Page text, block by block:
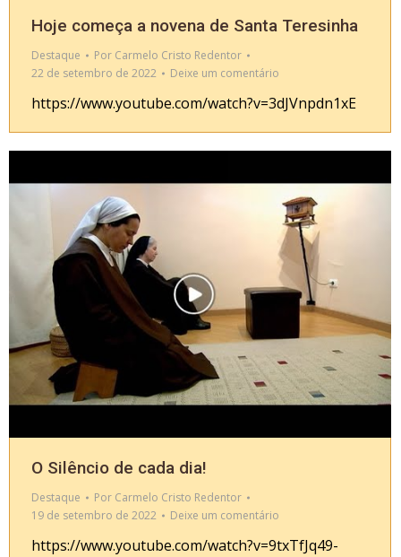
Hoje começa a novena de Santa Teresinha
Destaque Por Carmelo Cristo Redentor
22 de setembro de 2022
Deixe um comentário
https://www.youtube.com/watch?v=3dJVnpdn1xE
O Silêncio de cada dia!
Destaque Por Carmelo Cristo Redentor
19 de setembro de 2022
Deixe um comentário
https://www.youtube.com/watch?v=9txTfJq49-